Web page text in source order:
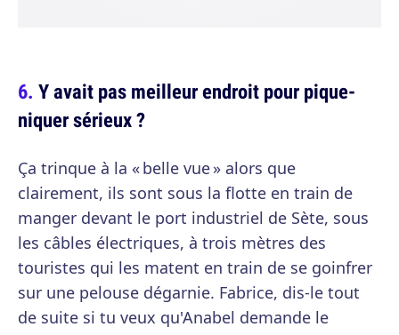
Y avait pas meilleur endroit pour pique-
niquer sérieux ?
Ça trinque à la « belle vue » alors que
clairement, ils sont sous la flotte en train de
manger devant le port industriel de Sète, sous
les câbles électriques, à trois mètres des
touristes qui les matent en train de se goinfrer
sur une pelouse dégarnie. Fabrice, dis-le tout
de suite si tu veux qu'Anabel demande le